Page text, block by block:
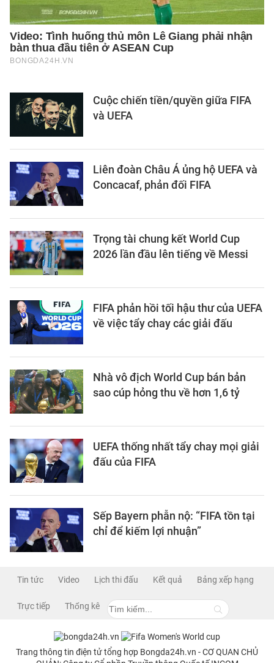
Cuộc chiến tiền/quyền giữa FIFA
và UEFA
Liên đoàn Châu Á ủng hộ UEFA và
Concacaf, phản đối FIFA
Trọng tài chung kết World Cup
2026 lần đầu lên tiếng về Messi
FIFA phản hồi tối hậu thư của UEFA
về việc tẩy chay các giải đấu
Nhà vô địch World Cup bán bản
sao cúp hỏng thu về hơn 1,6 tỷ
UEFA thống nhất tẩy chay mọi giải
đấu của FIFA
Sếp Bayern phẫn nộ: “FIFA tồn tại
chỉ để kiếm lợi nhuận”
Tin tức Video Lịch thi đấu Kết quả Bảng xếp hạng
Trực tiếp Thống kê
Trang thông tin điện tử tổng hợp Bongda24h.vn - CƠ QUAN CHỦ